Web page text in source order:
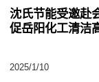
沈氏节能受邀赴
促岳阳化工清洁
2025/1/10